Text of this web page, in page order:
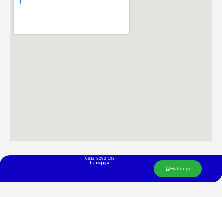
Lingga
0812 3293 183
Hubungi